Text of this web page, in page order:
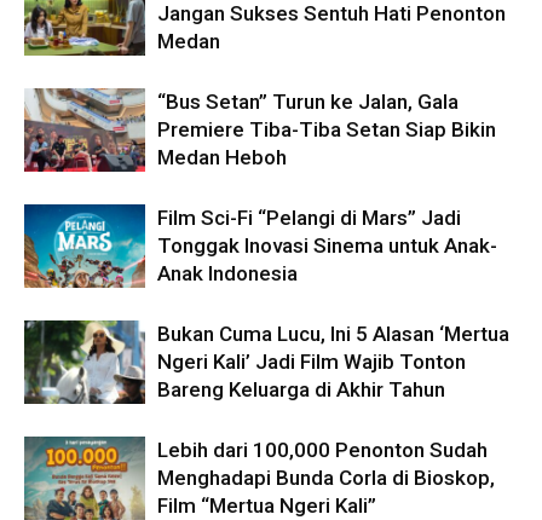
Jangan Sukses Sentuh Hati Penonton
Medan
“Bus Setan” Turun ke Jalan, Gala
Premiere Tiba-Tiba Setan Siap Bikin
Medan Heboh
Film Sci-Fi “Pelangi di Mars” Jadi
Tonggak Inovasi Sinema untuk Anak-
Anak Indonesia
Bukan Cuma Lucu, Ini 5 Alasan ‘Mertua
Ngeri Kali’ Jadi Film Wajib Tonton
Bareng Keluarga di Akhir Tahun
Lebih dari 100,000 Penonton Sudah
Menghadapi Bunda Corla di Bioskop,
Film “Mertua Ngeri Kali”